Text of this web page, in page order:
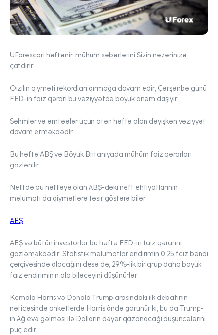
UForexcari həftənin mühüm xəbərlərini Sizin nəzərinizə
çatdırır:
Qızılın qiyməti rekordları qırmağa davam edir, Çərşənbə günü
FED-in faiz qərarı bu vəziyyətdə böyük önəm daşıyır.
Səhmlər və əmtəələr üçün ötən həftə olan dəyişkən vəziyyət
davam etməkdədir,
Bu həftə ABŞ və Böyük Britaniyada mühüm faiz qərarları
gözlənilir.
Neftdə bu həftəyə olan ABŞ-dəkı neft ehtiyatlarının
məlumatı da qiymətlərə təsir göstərə bilər.
ABŞ
ABŞ və bütün investorlar bu həftə FED-in faiz qərarını
gözləməkdədir. Statistik məlumatlar endirimin 0.25 faiz bəndi
çərçivəsində olacağını desə də, 29%-lik bir qrup daha böyük
faiz endiriminin ola biləcəyini düşünürlər.
Kamala Harris və Donald Trump arasındakı ilk debatının
nəticəsində anketlərdə Harris öndə görünür ki, bu da Trump-
ın Ağ evə gəlməsi ilə Dolların dəyər qazanacağı düşüncələrini
puç edir.